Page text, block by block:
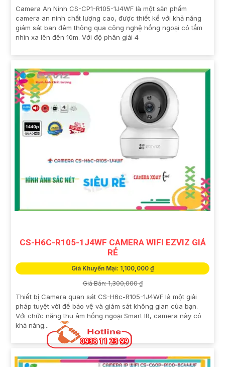
Camera An Ninh CS-CP1-R105-1J4WF là một sản phẩm
camera an ninh chất lượng cao, được thiết kế với khả năng
giám sát ban đêm thông qua công nghệ hồng ngoại có tầm
nhìn xa lên đến 10m. Với độ phân giải 4
CS-H6C-R105-1J4WF CAMERA WIFI EZVIZ GIÁ
RẺ
Giá Khuyến Mại: 1,100,000 ₫
Giá Bán: 1,300,000 ₫
Thiết bị Camera quan sát CS-H6c-R105-1J4WF là một giải
pháp tuyệt vời để bảo vệ và giám sát không gian của bạn.
Với chức năng thu âm hồng ngoại Smart IR, camera này có
khả năng...